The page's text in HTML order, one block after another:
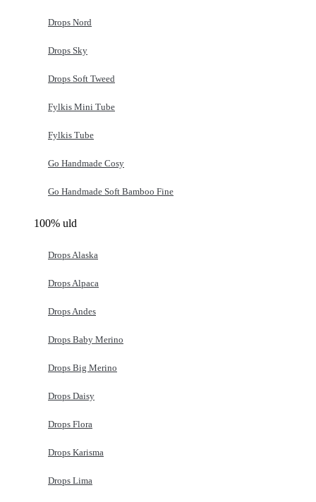
Drops Nord
Drops Sky
Drops Soft Tweed
Fylkis Mini Tube
Fylkis Tube
Go Handmade Cosy
Go Handmade Soft Bamboo Fine
100% uld
Drops Alaska
Drops Alpaca
Drops Andes
Drops Baby Merino
Drops Big Merino
Drops Daisy
Drops Flora
Drops Karisma
Drops Lima